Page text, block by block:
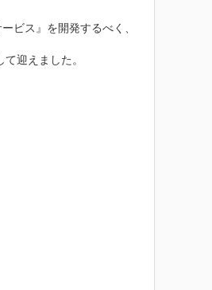
ビス』を開発するべく、
迎えました。